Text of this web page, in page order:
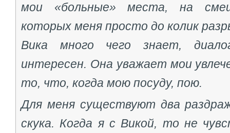
мои «больные» места, на
которых меня просто до колик
Вика много чего знает,
интересен. Она уважает мои
то, что, когда мою посуду, пою.
Для меня существуют два
скука. Когда я с Викой, то не